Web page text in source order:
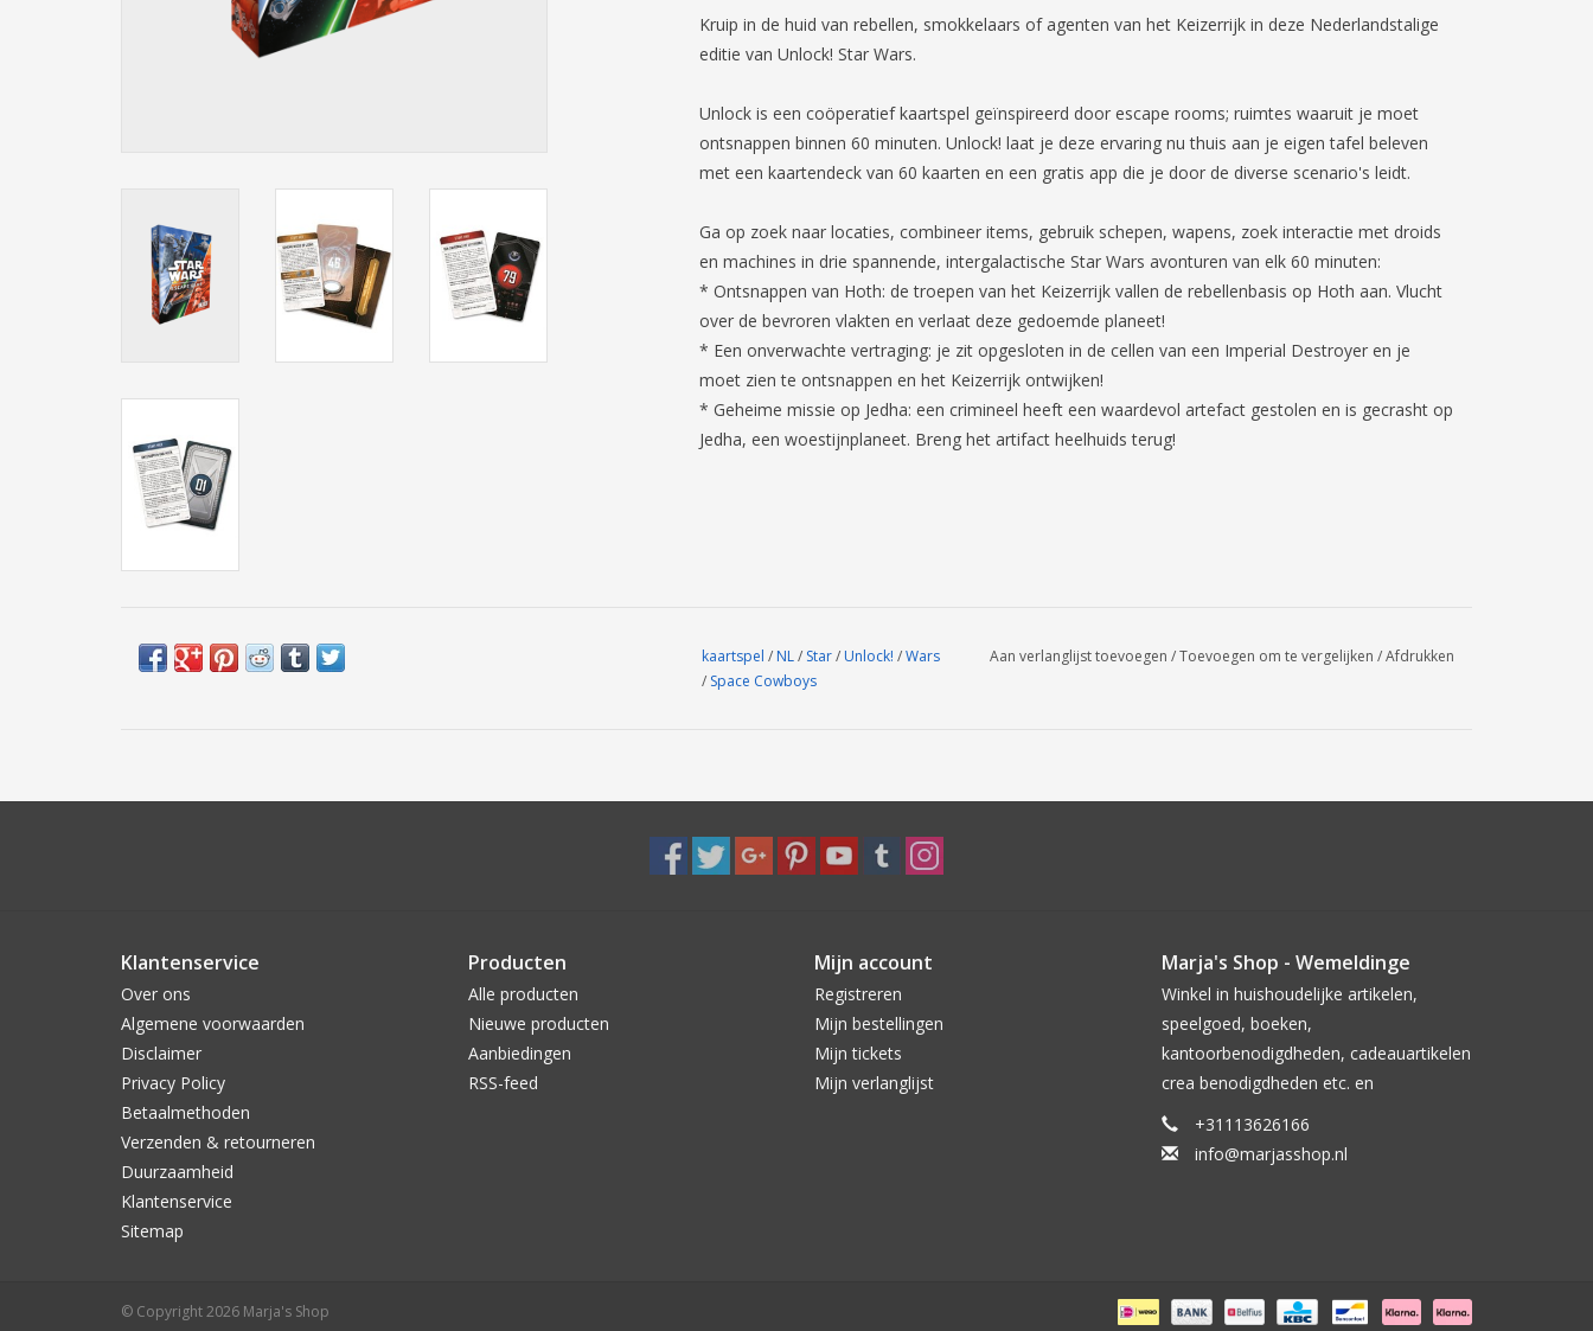
Kruip in de huid van rebellen, smokkelaars of agenten van het Keizerrijk in deze Nederlandstalige
editie van Unlock! Star Wars.
Unlock is een coöperatief kaartspel geïnspireerd door escape rooms; ruimtes waaruit je moet
ontsnappen binnen 60 minuten. Unlock! laat je deze ervaring nu thuis aan je eigen tafel beleven
met een kaartendeck van 60 kaarten en een gratis app die je door de diverse scenario's leidt.
Ga op zoek naar locaties, combineer items, gebruik schepen, wapens, zoek interactie met droids
en machines in drie spannende, intergalactische Star Wars avonturen van elk 60 minuten:
* Ontsnappen van Hoth: de troepen van het Keizerrijk vallen de rebellenbasis op Hoth aan. Vlucht
over de bevroren vlakten en verlaat deze gedoemde planeet!
* Een onverwachte vertraging: je zit opgesloten in de cellen van een Imperial Destroyer en je
moet zien te ontsnappen en het Keizerrijk ontwijken!
* Geheime missie op Jedha: een crimineel heeft een waardevol artefact gestolen en is gecrasht op
Jedha, een woestijnplaneet. Breng het artifact heelhuids terug!
kaartspel / NL/ Star/ Unlock! /Wars
/ Space Cowboys
Aan verlanglijst toevoegen /Toevoegen om te vergelijken /Afdrukken
Klantenservice
Over ons
Algemene voorwaarden
Disclaimer
Privacy Policy
Betaalmethoden
Verzenden & retourneren
Duurzaamheid
Klantenservice
Sitemap
Producten
Alle producten
Nieuwe producten
Aanbiedingen
RSS-feed
Mijn account
Registreren
Mijn bestellingen
Mijn tickets
Mijn verlanglijst
Marja's Shop - Wemeldinge
Winkel in huishoudelijke artikelen,
speelgoed, boeken,
kantoorbenodigdheden, cadeauartikelen
crea benodigdheden etc. en
+31113626166
info@marjasshop.nl
© Copyright 2026 Marja's Shop